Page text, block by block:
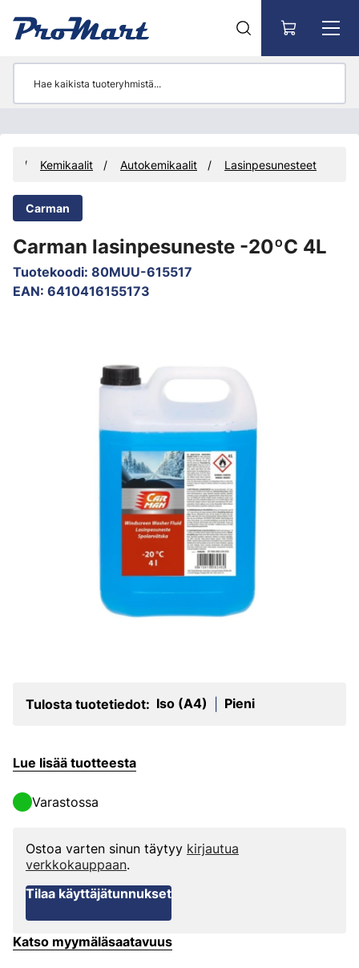
Kemikaalit Autokemikaalit Lasinpesunesteet
Carman
Carman lasinpesuneste -20ºC 4L
Tuotekoodi: 80MUU-615517
EAN: 6410416155173
Tulosta tuotetiedot: Iso (A4) Pieni
Lue lisää tuotteesta
Varastossa
Ostoa varten sinun täytyy kirjautua
verkkokauppaan.
Tilaa käyttäjätunnukset
Katso myymäläsaatavuus